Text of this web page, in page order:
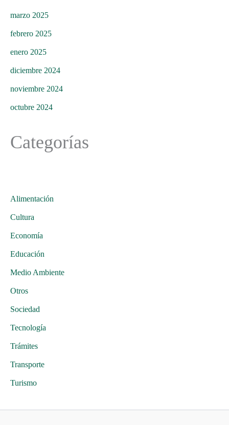
marzo 2025
febrero 2025
enero 2025
diciembre 2024
noviembre 2024
octubre 2024
Categorías
Alimentación
Cultura
Economía
Educación
Medio Ambiente
Otros
Sociedad
Tecnología
Trámites
Transporte
Turismo